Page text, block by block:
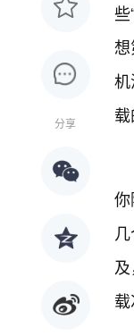
分享